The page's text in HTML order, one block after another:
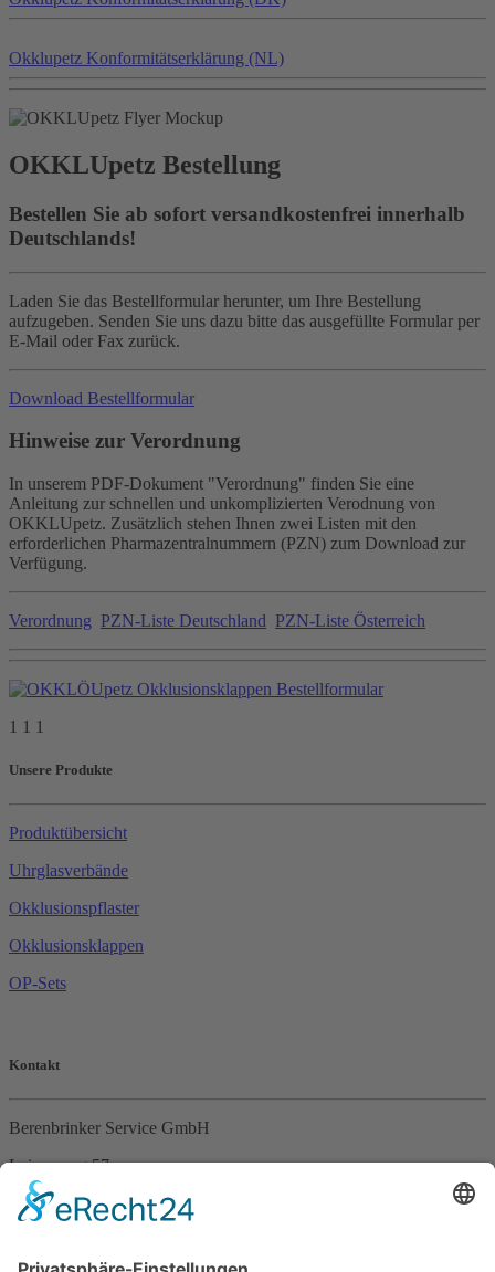
Okklupetz Konformitätserklärung (NL)
OKKLUpetz Bestellung
Bestellen Sie ab sofort versandkostenfrei innerhalb
Deutschlands!
Laden Sie das Bestellformular herunter, um Ihre Bestellung
aufzugeben. Senden Sie uns dazu bitte das ausgefüllte Formular per
E-Mail oder Fax zurück.
Download Bestellformular
Hinweise zur Verordnung
In unserem PDF-Dokument "Verordnung" finden Sie eine
Anleitung zur schnellen und unkomplizierten Verodnung von
OKKLUpetz. Zusätzlich stehen Ihnen zwei Listen mit den
erforderlichen Pharmazentralnummern (PZN) zum Download zur
Verfügung.
Verordnung PZN-Liste Deutschland PZN-Liste Österreich
1 1 1
Unsere Produkte
Produktübersicht
Uhrglasverbände
Okklusionspflaster
Okklusionsklappen
OP-Sets
Kontakt
Berenbrinker Service GmbH
Leinenweg 57
33415 Verl